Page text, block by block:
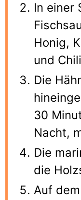
In einer
Honig,
und
Die
30
Nacht,
Die
die
Auf